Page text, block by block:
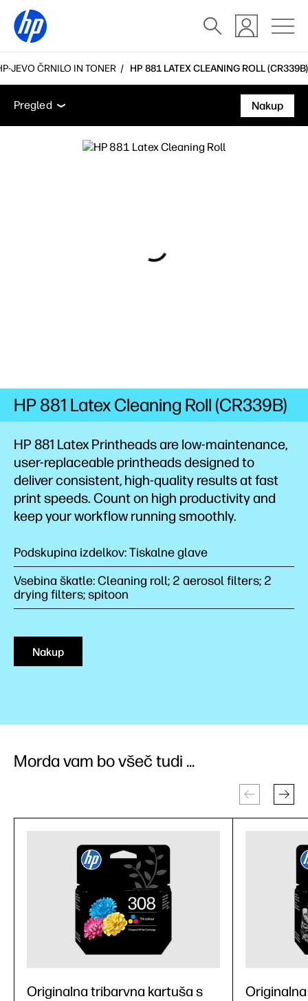
JEVO ČRNILO IN TONER HP 881 LATEX CLEANING ROLL (CR339B)
Pregled
Podpora
Pregled
Nakup
HP 881 Latex Printheads are low-maintenance,
user-replaceable printheads designed to
deliver consistent, high-quality results at fast
print speeds. Count on high productivity and
keep your workflow running smoothly.
Podskupina izdelkov: Tiskalne glave
Vsebina škatle: Cleaning roll; 2 aerosol filters; 2
drying filters; spitoon
Nakup
HP 881 Latex Cleaning Roll (CR339B)
Morda vam bo všeč tudi ...
Originalna tribarvna kartuša s